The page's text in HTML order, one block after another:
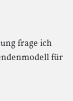
frage ich
für